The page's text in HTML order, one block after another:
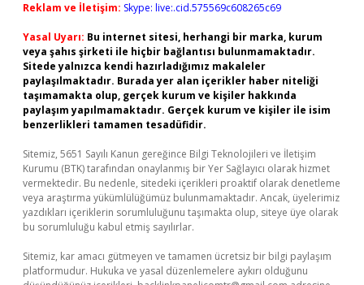
Reklam ve İletişim: Skype: live:.cid.575569c608265c69
Yasal Uyarı: Bu internet sitesi, herhangi bir marka, kurum
veya şahıs şirketi ile hiçbir bağlantısı bulunmamaktadır.
Sitede yalnızca kendi hazırladığımız makaleler
paylaşılmaktadır. Burada yer alan içerikler haber niteliği
taşımamakta olup, gerçek kurum ve kişiler hakkında
paylaşım yapılmamaktadır. Gerçek kurum ve kişiler ile isim
benzerlikleri tamamen tesadüfidir.
Sitemiz, 5651 Sayılı Kanun gereğince Bilgi Teknolojileri ve İletişim
Kurumu (BTK) tarafından onaylanmış bir Yer Sağlayıcı olarak hizmet
vermektedir. Bu nedenle, sitedeki içerikleri proaktif olarak denetleme
veya araştırma yükümlülüğümüz bulunmamaktadır. Ancak, üyelerimiz
yazdıkları içeriklerin sorumluluğunu taşımakta olup, siteye üye olarak
bu sorumluluğu kabul etmiş sayılırlar.
Sitemiz, kar amacı gütmeyen ve tamamen ücretsiz bir bilgi paylaşım
platformudur. Hukuka ve yasal düzenlemelere aykırı olduğunu